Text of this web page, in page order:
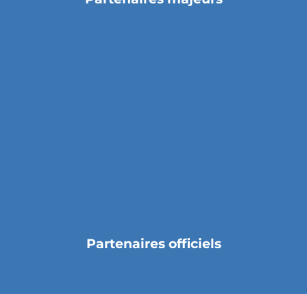
Partenaires officiels